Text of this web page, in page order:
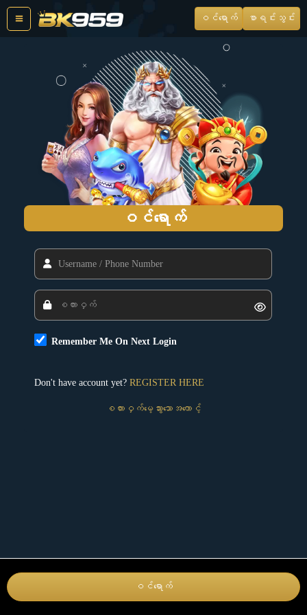
Skip
content
ဝင်ရောက် စာရင်းသွင်း
ဝင်ရောက်
Remember Me On Next Login
ဝင်ရောက်
Don't have account yet? REGISTER HERE
စကားဝှက်မေ့သွားသောအကောင့်